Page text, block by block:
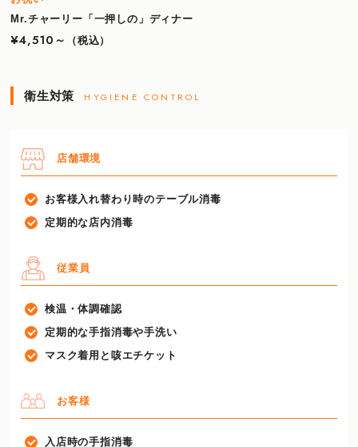
Mr.チャーリー「一押しの」ディナー
¥4,510～
（税込）
衛生対策 HYGIENE CONTROL
店舗環境
お客様入れ替わり時のテーブル消毒
定期的な店内消毒
従業員
検温・体調確認
定期的な手指消毒や手洗い
マスク着用と咳エチケット
お客様
入店時の手指消毒